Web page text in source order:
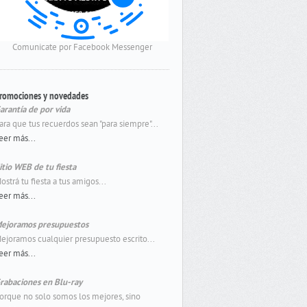
Comunicate por Facebook Messenger
y novedades
de por vida
que tus recuerdos sean "para siempre"...
más...
WEB de tu fiesta
tu fiesta a tus amigos...
más...
presupuestos
cualquier presupuesto escrito...
más...
en Blu-ray
no solo somos los mejores, sino